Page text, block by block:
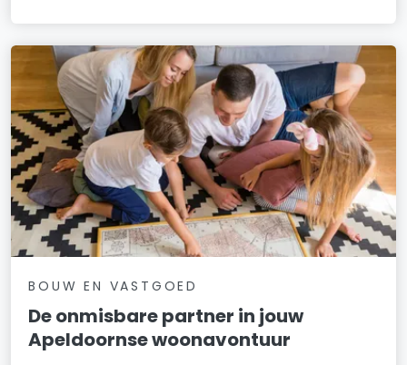
BOUW EN VASTGOED
De onmisbare partner in jouw
Apeldoornse woonavontuur